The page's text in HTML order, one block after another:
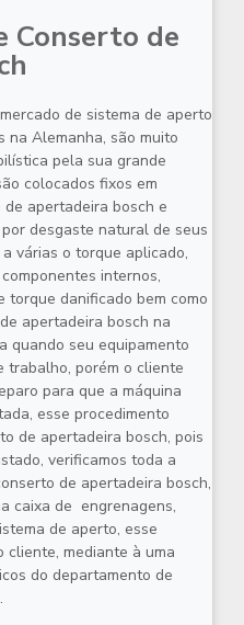
Conserto de
de sistema de aperto
na Alemanha, são muito
pela sua grande
colocados fixos em
de apertadeira bosch e
desgaste natural de seus
várias o torque aplicado,
internos,
torque danificado bem como
apertadeira bosch na
quando seu equipamento
trabalho, porém o cliente
para que a máquina
esse procedimento
de apertadeira bosch, pois
verificamos toda a
de apertadeira bosch,
caixa de engrenagens,
de aperto, esse
mediante à uma
do departamento de
.